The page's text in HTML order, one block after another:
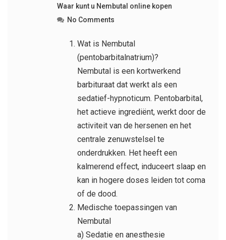
Waar kunt u Nembutal online kopen
No Comments
Wat is Nembutal
(pentobarbitalnatrium)?
Nembutal is een kortwerkend
barbituraat dat werkt als een
sedatief-hypnoticum. Pentobarbital,
het actieve ingrediënt, werkt door de
activiteit van de hersenen en het
centrale zenuwstelsel te
onderdrukken. Het heeft een
kalmerend effect, induceert slaap en
kan in hogere doses leiden tot coma
of de dood.
Medische toepassingen van
Nembutal
a) Sedatie en anesthesie